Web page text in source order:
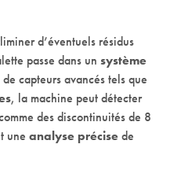
d’éventuels résidus
passe dans un système
capteurs avancés tels que
, la machine peut détecter
des discontinuités de 8
une analyse précisede